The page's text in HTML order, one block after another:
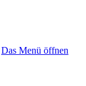
Das Menü öffnen